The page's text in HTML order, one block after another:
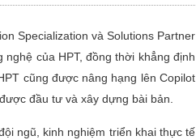
Specialization và Solutions Partner
của HPT, đồng thời khẳng định
cũng được nâng hạng lên Copilot
đầu tư và xây dựng bài bản.
ngũ, kinh nghiệm triển khai thực tế